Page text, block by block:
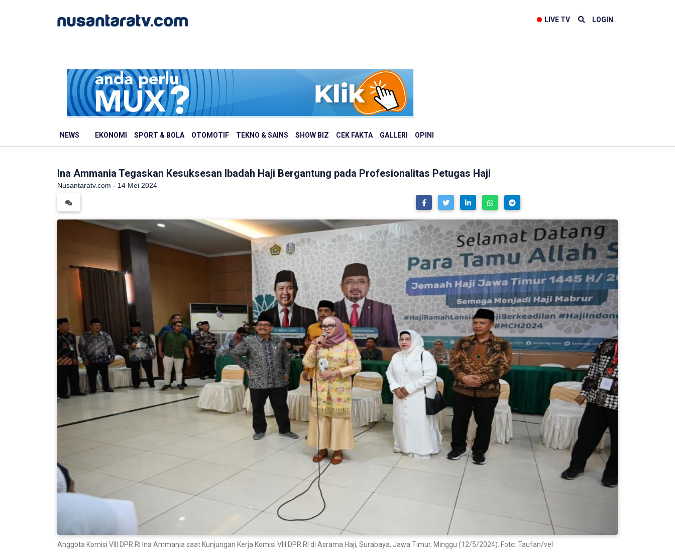
LIVE TV LOGIN
NEWS EKONOMI SPORT & BOLA OTOMOTIF TEKNO & SAINS SHOW BIZ CEK FAKTA GALLERI OPINI
Ina Ammania Tegaskan Kesuksesan Ibadah Haji Bergantung pada Profesionalitas Petugas Haji
Nusantaratv.com - 14 Mei 2024
Anggota Komisi VIII DPR RI Ina Ammania saat Kunjungan Kerja Komisi VIII DPR RI di Asrama Haji, Surabaya, Jawa Timur, Minggu (12/5/2024). Foto: Taufan/vel